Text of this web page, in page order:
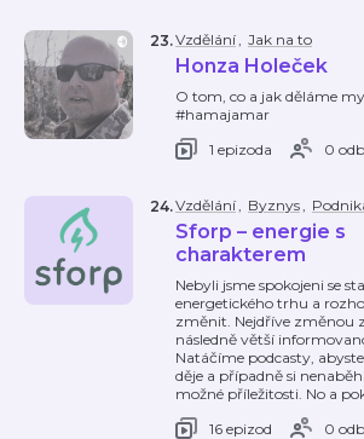
Vzdělání, Jak na to
Honza Holeček
O tom, co a jak děláme
#hamajamar
1 epizoda
0
23.
Vzdělání, Byznys,
Sforp – energie s
charakterem
Nebyli jsme spokojeni se
energetického trhu a
změnit. Nejdříve změnou
následně větší
Natáčíme podcasty,
děje a případně si
možné příležitosti. No a
16 epizod
0
24.